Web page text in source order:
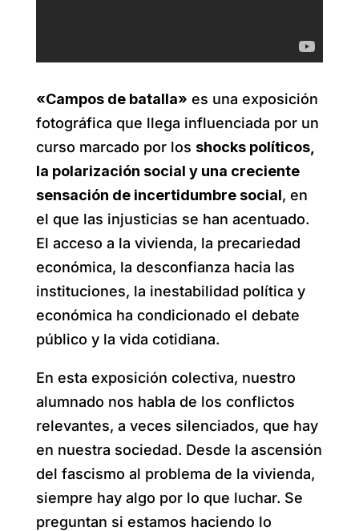
«Campos de batalla» es una exposición
fotográfica que llega influenciada por un
curso marcado por los shocks políticos,
la polarización social y una creciente
sensación de incertidumbre social, en
el que las injusticias se han acentuado.
El acceso a la vivienda, la precariedad
económica, la desconfianza hacia las
instituciones, la inestabilidad política y
económica ha condicionado el debate
público y la vida cotidiana.
En esta exposición colectiva, nuestro
alumnado nos habla de los conflictos
relevantes, a veces silenciados, que hay
en nuestra sociedad. Desde la ascensión
del fascismo al problema de la vivienda,
siempre hay algo por lo que luchar. Se
preguntan si estamos haciendo lo